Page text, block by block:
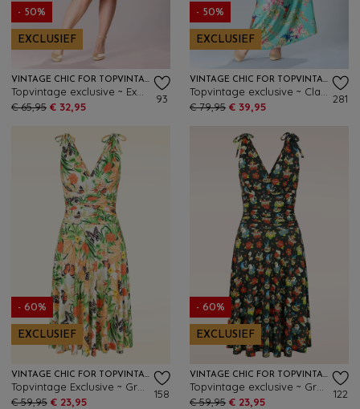
- 50%
EXCLUSIEF
VINTAGE CHIC FOR TOPVINTAGE
€ 65,95 € 32,95
93
- 50%
EXCLUSIEF
VINTAGE CHIC FOR TOPVINTAGE
€ 79,95 € 39,95
281
- 60%
EXCLUSIEF
VINTAGE CHIC FOR TOPVINTAGE
€ 59,95 € 23,95
158
- 60%
EXCLUSIEF
VINTAGE CHIC FOR TOPVINTAGE
€ 59,95 € 23,95
122